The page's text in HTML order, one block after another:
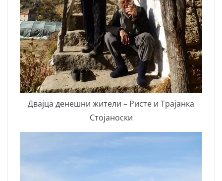
Двајца денешни жители – Ристе и Трајанка
Стојаноски